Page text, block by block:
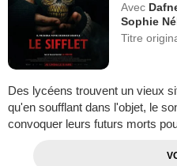
Avec
Sophie
Titre
Des lycéens trouvent un vieux
qu'en soufflant dans l'objet, le
convoquer leurs futurs morts